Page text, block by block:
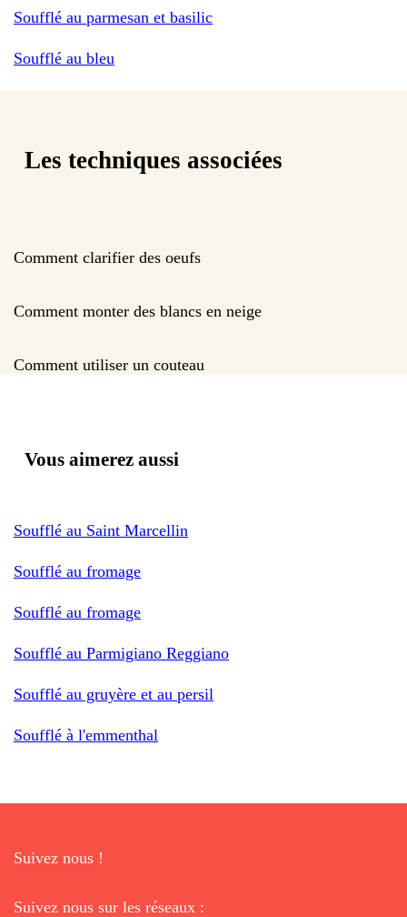
Soufflé au parmesan et basilic
Soufflé au bleu
Les techniques associées
Comment clarifier des oeufs
Comment monter des blancs en neige
Comment utiliser un couteau
Vous aimerez aussi
Soufflé au Saint Marcellin
Soufflé au fromage
Soufflé au fromage
Soufflé au Parmigiano Reggiano
Soufflé au gruyère et au persil
Soufflé à l'emmenthal
Suivez nous !
Suivez nous sur les réseaux :